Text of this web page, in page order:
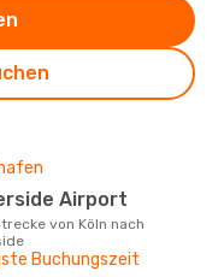
Airport
Buchungszeit